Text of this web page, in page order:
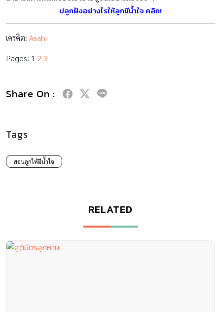
ปลูกฝังอย่างไรให้ลูกมีน้ำใจ คลิก!
เครดิต: Asahi
Pages: 1 2 3
Share On :
Tags
สอนลูกให้มีน้ำใจ
RELATED